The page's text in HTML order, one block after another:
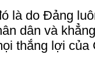
là do Đảng
dân và
thắng lợi của